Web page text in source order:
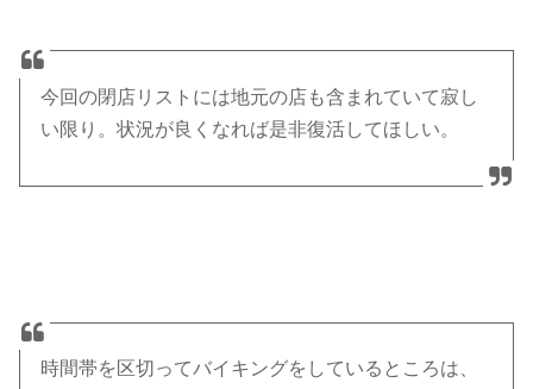
今回の閉店リストには地元の店も含まれていて寂し
い限り。状況が良くなれば是非復活してほしい。
時間帯を区切ってバイキングをしているところは、